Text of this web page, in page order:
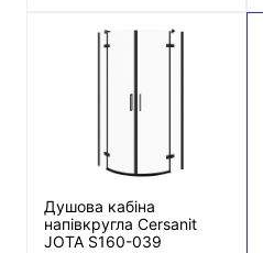
Душова кабіна
напівкругла Cersanit
JOTA S160-039